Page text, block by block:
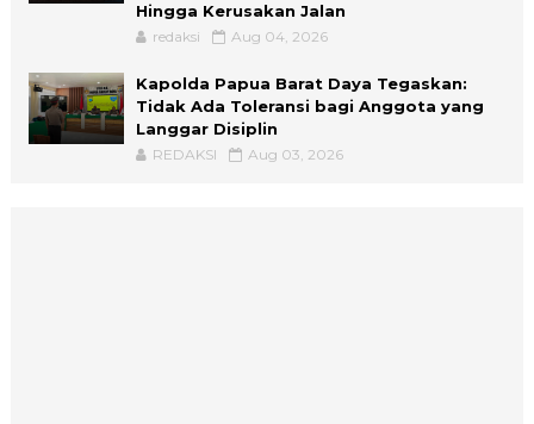
Hingga Kerusakan Jalan
redaksi Aug 04, 2026
Kapolda Papua Barat Daya Tegaskan:
Tidak Ada Toleransi bagi Anggota yang
Langgar Disiplin
REDAKSI Aug 03, 2026